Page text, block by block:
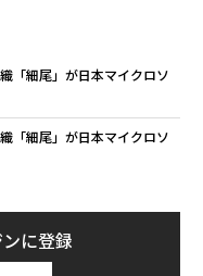
「細尾」が日本マイクロソ
「細尾」が日本マイクロソ
に登録